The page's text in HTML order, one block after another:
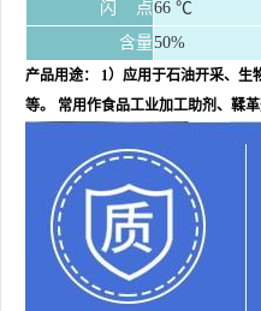
闪 点66 ℃
含量50%
产品用途： 1）应用于石油开采、
等。 常用作食品工业加工助剂、鞣